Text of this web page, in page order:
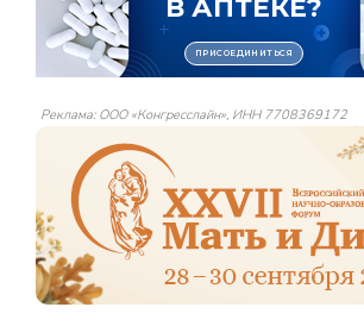
Реклама: ООО «Конгресслайн», ИНН 7708369172